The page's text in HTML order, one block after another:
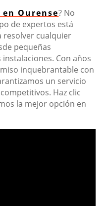
Ourense? No
de expertos está
resolver cualquier
pequeñas
Con años
inquebrantable con
un servicio
Haz clic
la mejor opción en